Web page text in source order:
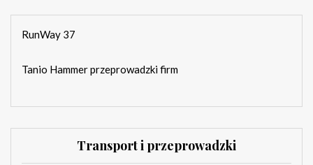
RunWay 37
Tanio Hammer przeprowadzki firm
Transport i przeprowadzki